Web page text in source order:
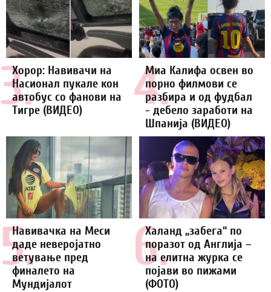
3.
Хорор: Навивачи на
Насионал пукале кон
автобус со фанови на
Тигре (ВИДЕО)
4.
Миа Калифа освен во
порно филмови се
разбира и од фудбал
- дебело заработи на
Шпанија (ВИДЕО)
5.
Навивачка на Меси
даде неверојатно
ветување пред
финалето на
Мундијалот
6.
Халанд „забега“ по
поразот од Англија –
на елитна журка се
појави во пижами
(ФОТО)